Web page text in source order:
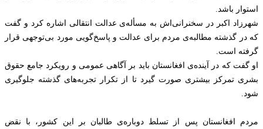
استوار باشد.
شهرزاد اکبر در سخنرانی‌اش به مسأله‌ی عدالت انتقالی اشاره کرد و گفت
که در گذشته مطالبه‌ی مردم برای عدالت و پاسخ‌گویی مورد بی‌توجهی قرار
گرفته است.
او گفت که در آینده‌ی افغانستان باید بر آگاهی عمومی و رویکرد جامع حقوق
بشری تمرکز بیشتری صورت گیرد تا از تکرار تجربه‌های گذشته جلوگیری
شود.
مردم افغانستان پس از تسلط دوباره‌ی طالبان بر این کشور، با نقض